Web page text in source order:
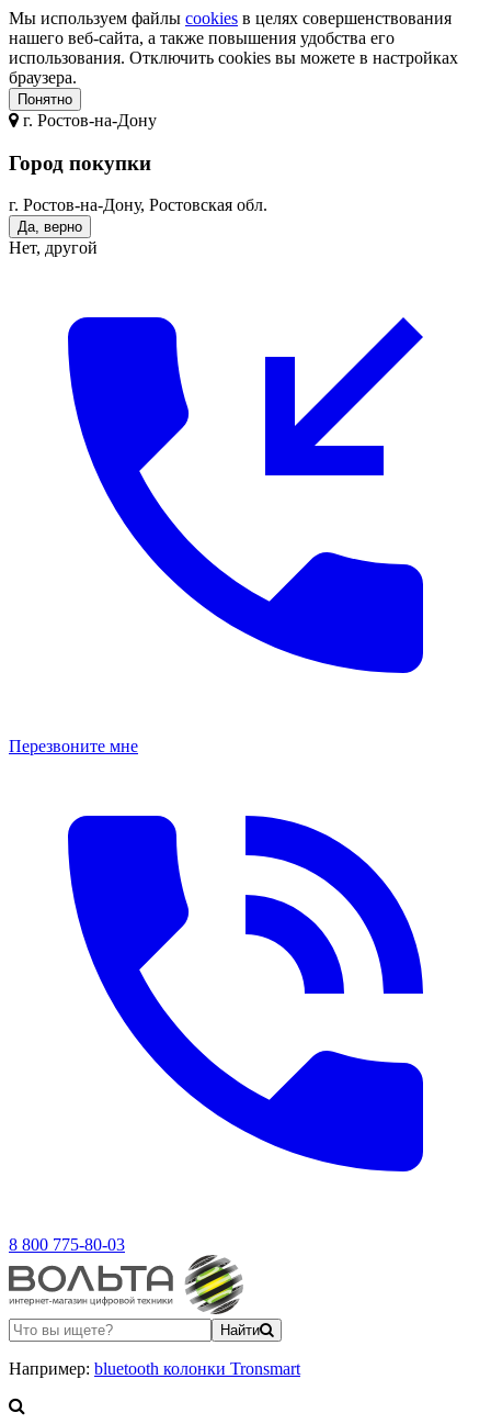
Мы используем файлы cookies в целях совершенствования
нашего веб-сайта, а также повышения удобства его
использования. Отключить cookies вы можете в настройках
браузера.
Понятно
г. Ростов-на-Дону
Город покупки
г. Ростов-на-Дону, Ростовская обл.
Да, верно
Нет, другой
Перезвоните мне
8 800 775-80-03
Найти
Например: bluetooth колонки Tronsmart